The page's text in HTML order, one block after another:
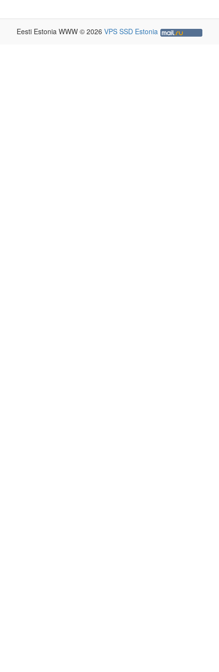
Eesti Estonia WWW © 2026 VPS SSD Estonia